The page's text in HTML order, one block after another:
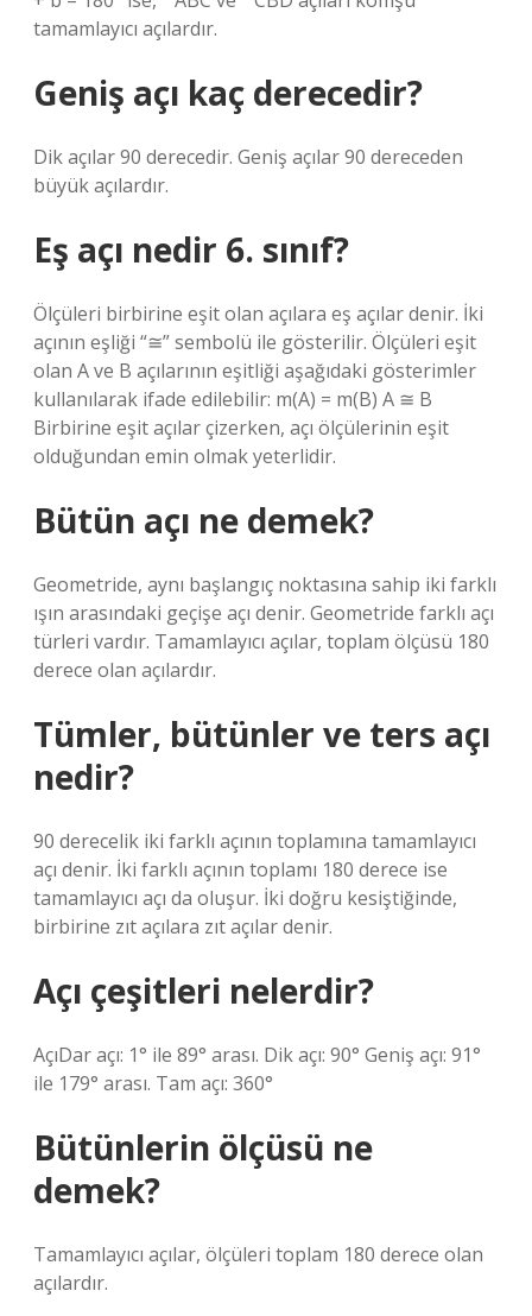
tamamlayıcı açılardır.
Geniş açı kaç derecedir?
Dik açılar 90 derecedir. Geniş açılar 90 dereceden
büyük açılardır.
Eş açı nedir 6. sınıf?
Ölçüleri birbirine eşit olan açılara eş açılar denir. İki
açının eşliği “≅” sembolü ile gösterilir. Ölçüleri eşit
olan A ve B açılarının eşitliği aşağıdaki gösterimler
kullanılarak ifade edilebilir: m(A) = m(B) A ≅ B
Birbirine eşit açılar çizerken, açı ölçülerinin eşit
olduğundan emin olmak yeterlidir.
Bütün açı ne demek?
Geometride, aynı başlangıç ​​noktasına sahip iki farklı
ışın arasındaki geçişe açı denir. Geometride farklı açı
türleri vardır. Tamamlayıcı açılar, toplam ölçüsü 180
derece olan açılardır.
Tümler, bütünler ve ters açı
nedir?
90 derecelik iki farklı açının toplamına tamamlayıcı
açı denir. İki farklı açının toplamı 180 derece ise
tamamlayıcı açı da oluşur. İki doğru kesiştiğinde,
birbirine zıt açılara zıt açılar denir.
Açı çeşitleri nelerdir?
AçıDar açı: 1° ile 89° arası. Dik açı: 90° Geniş açı: 91°
ile 179° arası. Tam açı: 360°
Bütünlerin ölçüsü ne
demek?
Tamamlayıcı açılar, ölçüleri toplam 180 derece olan
açılardır.